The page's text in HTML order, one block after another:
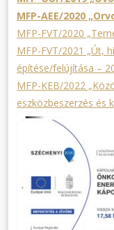
MFP-AEE/2020
MFP-FVT/2020
MFP-FVT/2021 „Út,
építése/felújítása –
MFP-KEB/2022
eszközbeszerzés és